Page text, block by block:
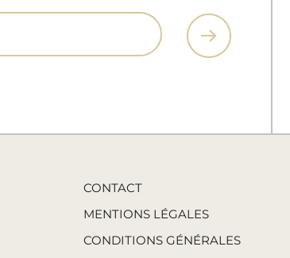
CONTACT
MENTIONS LÉGALES
CONDITIONS GÉNÉRALES